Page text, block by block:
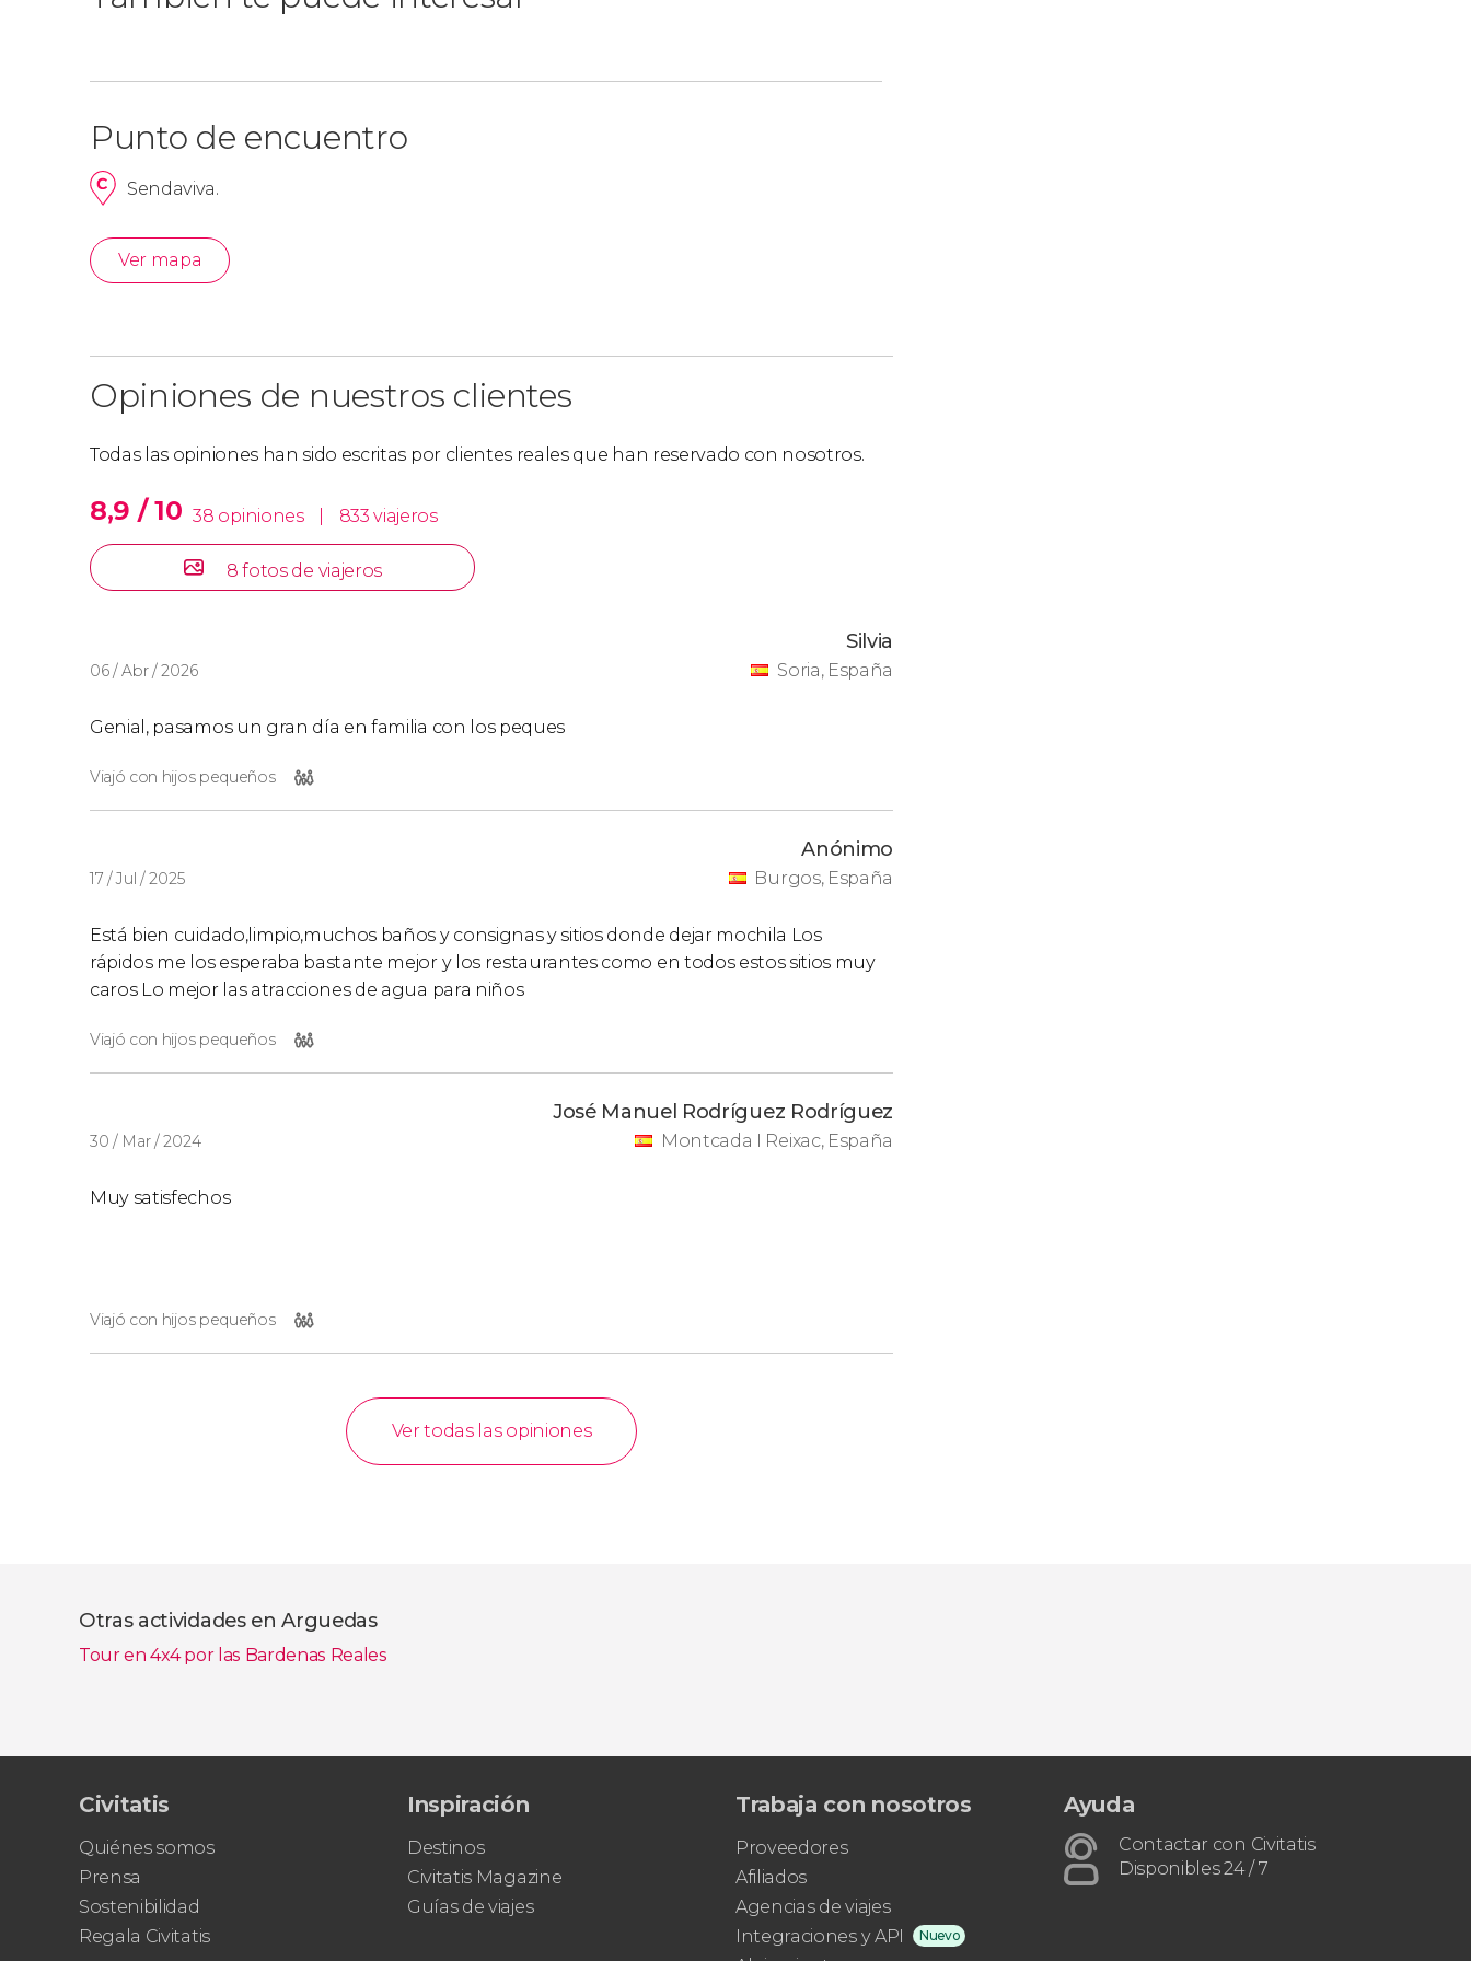
Punto de encuentro
Sendaviva.
Ver mapa
Opiniones de nuestros clientes
Todas las opiniones han sido escritas por clientes reales que han reservado con nosotros.
8,9 / 10 38 opiniones 833 viajeros
8 fotos de viajeros
06 / Abr / 2026
Silvia
Soria, España
Genial, pasamos un gran día en familia con los peques
Viajó con hijos pequeños
17 / Jul / 2025
Anónimo
Burgos, España
Está bien cuidado,limpio,muchos baños y consignas y sitios donde dejar mochila Los
rápidos me los esperaba bastante mejor y los restaurantes como en todos estos sitios muy
caros Lo mejor las atracciones de agua para niños
Viajó con hijos pequeños
30 / Mar / 2024
José Manuel Rodríguez Rodríguez
Montcada I Reixac, España
Muy satisfechos
Viajó con hijos pequeños
Ver todas las opiniones
Otras actividades en Arguedas
Tour en 4x4 por las Bardenas Reales
Civitatis
Quiénes somos
Prensa
Sostenibilidad
Regala Civitatis
Inspiración
Destinos
Civitatis Magazine
Guías de viajes
Trabaja con nosotros
Proveedores
Afiliados
Agencias de viajes
Integraciones y API
Nuevo
Ayuda
Contactar con Civitatis
Disponibles 24 / 7